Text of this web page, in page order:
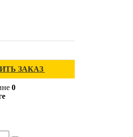
ЗАКАЗ
0